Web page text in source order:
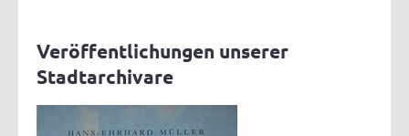
Veröffentlichungen unserer
Stadtarchivare